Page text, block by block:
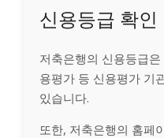
신용등급 확인
저축은행의 신용등급
용평가 등 신용평가 기
있습니다.
또한, 저축은행의 홈페